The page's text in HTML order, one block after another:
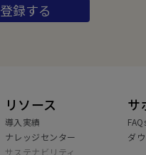
登録する
リソース
導入実績
ナレッジセンター
サステナビリティ
サ
ダ